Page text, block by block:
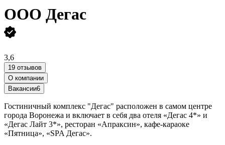
ООО Дегас
3,6
19 отзывов
О компании
Вакансии6
Гостиничный комплекс "Дегас" расположен в самом центре
города Воронежа и включает в себя два отеля «Дегас 4*» и
«Дегас Лайт 3*», ресторан «Апраксин», кафе-караоке
«Пятница», «SPA Дегас».